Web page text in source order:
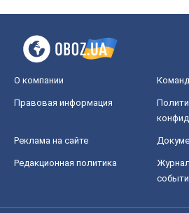
О компании
Правовая информация
Реклама на сайте
Редакционная политика